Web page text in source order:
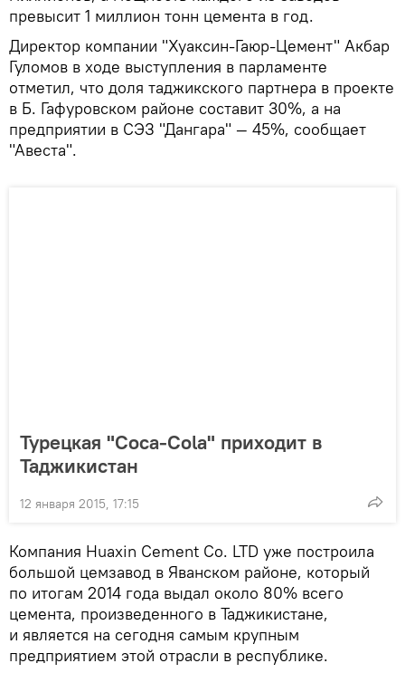
превысит 1 миллион тонн цемента в год.
Директор компании "Хуаксин-Гаюр-Цемент" Акбар
Гуломов в ходе выступления в парламенте
отметил, что доля таджикского партнера в проекте
в Б. Гафуровском районе составит 30%, а на
предприятии в СЭЗ "Дангара" — 45%, сообщает
"Авеста".
Турецкая "Coca-Cola" приходит в
Таджикистан
12 января 2015, 17:15
Компания Huaxin Cement Co. LTD уже построила
большой цемзавод в Яванском районе, который
по итогам 2014 года выдал около 80% всего
цемента, произведенного в Таджикистане,
и является на сегодня самым крупным
предприятием этой отрасли в республике.